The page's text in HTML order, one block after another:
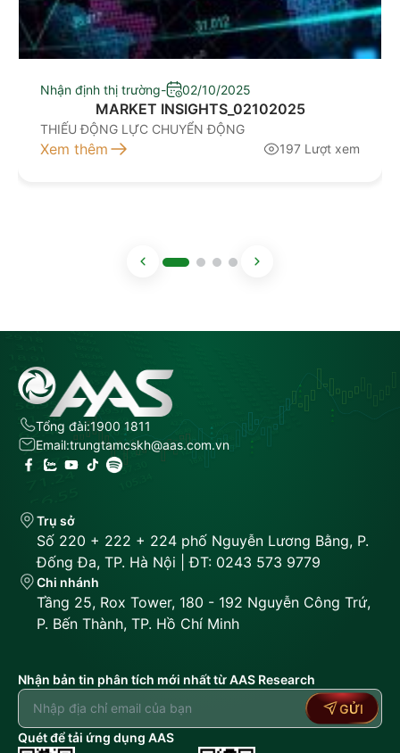
Nhận định thị trường- 02/10/2025
MARKET INSIGHTS_02102025
THIẾU ĐỘNG LỰC CHUYỂN ĐỘNG
Xem thêm 197 Lượt xem
Tổng đài:1900 1811
Email:trungtamcskh@aas.com.vn
Trụ sở
Số 220 + 222 + 224 phố Nguyễn Lương Bằng, P.
Đống Đa, TP. Hà Nội | ĐT: 0243 573 9779
Chi nhánh
Tầng 25, Rox Tower, 180 - 192 Nguyễn Công Trứ,
P. Bến Thành, TP. Hồ Chí Minh
Nhận bản tin phân tích mới nhất từ AAS Research
GỬI
Quét để tải ứng dụng AAS